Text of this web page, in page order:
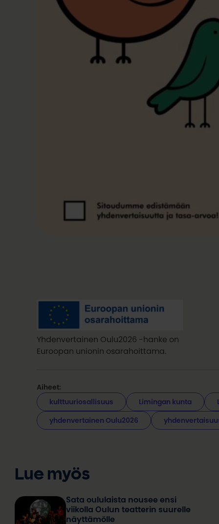
Yhdenvertainen Oulu2026 -hanke on
Euroopan unionin osarahoittama.
Aiheet:
kulttuuriosallisuus Limingan kunta
yhdenvertainen Oulu2026
Lue myös
Sata oululaista nousee ensi
viikolla Oulun teatterin suurelle
näyttämölle